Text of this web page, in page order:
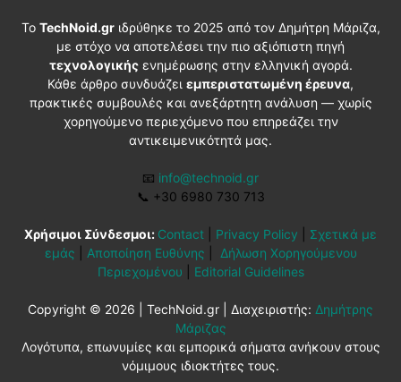
Το TechNoid.grιδρύθηκε το 2025 από τον Δημήτρη Μάριζα,
με στόχο να αποτελέσει την πιο αξιόπιστη πηγή
τεχνολογικήςενημέρωσης στην ελληνική αγορά.
Κάθε άρθρο συνδυάζει εμπεριστατωμένη έρευνα,
πρακτικές συμβουλές και ανεξάρτητη ανάλυση — χωρίς
χορηγούμενο περιεχόμενο που επηρεάζει την
αντικειμενικότητά μας.
📧 info@technoid.gr
📞 +30 6980 730 713
Χρήσιμοι Σύνδεσμοι: Contact Privacy Policy
Σχετικά με
εμάς
Αποποίηση Ευθύνης
Δήλωση Χορηγούμενου
Περιεχομένου
Editorial Guidelines
Copyright © 2026 | TechNoid.gr | Διαχειριστής: Δημήτρης
Μάριζας
Λογότυπα, επωνυμίες και εμπορικά σήματα ανήκουν στους
νόμιμους ιδιοκτήτες τους.